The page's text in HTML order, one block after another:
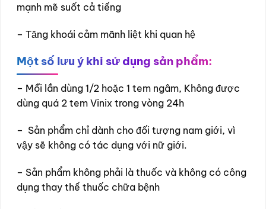
mạnh mẽ suốt cả tiếng
– Tăng khoái cảm mãnh liệt khi quan hệ
Một số lưu ý khi sử dụng sản phẩm:
– Mỗi lần dùng 1/2 hoặc 1 tem ngâm, Không được
dùng quá 2 tem Vinix trong vòng 24h
– Sản phẩm chỉ dành cho đối tượng nam giới, vì
vậy sẽ không có tác dụng với nữ giới.
– Sản phẩm không phải là thuốc và không có công
dụng thay thế thuốc chữa bệnh